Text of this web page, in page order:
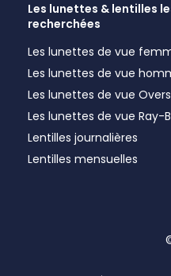
Les lunettes & lentilles
recherchées
Les lunettes de vue
Les lunettes de vue
Les lunettes de vue
Les lunettes de vue Ray-
Lentilles journalières
Lentilles mensuelles